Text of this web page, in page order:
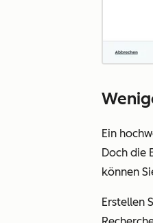
Ein
Doch die
können
Erstellen